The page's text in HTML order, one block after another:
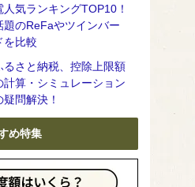
人気ランキングTOP10！
題のReFaやツインバー
を比較
るさと納税、控除上限額
計算・シミュレーション
疑問解決！
め特集